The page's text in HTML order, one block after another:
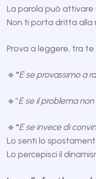
La parola può attivare
Non ti porta dritta alla
Prova a leggere, tra
🔹 “E se provassimo a
🔹”E se il problema
🔹 “E se invece di
Lo senti lo
Lo percepisci il